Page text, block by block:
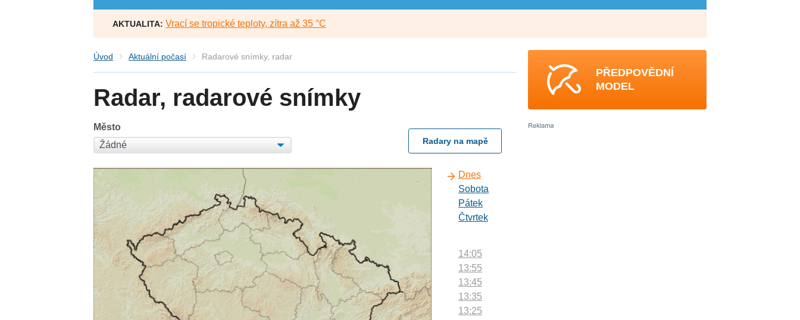
AKTUALITA: Vrací se tropické teploty, zítra až 35 °C
Úvod Aktuální počasí Radarové snímky, radar
Radar, radarové snímky
Město
Radary na mapě
Dnes
Sobota
Pátek
Čtvrtek
14:05
13:55
13:45
13:35
13:25
PŘEDPOVĚDNÍ
MODEL